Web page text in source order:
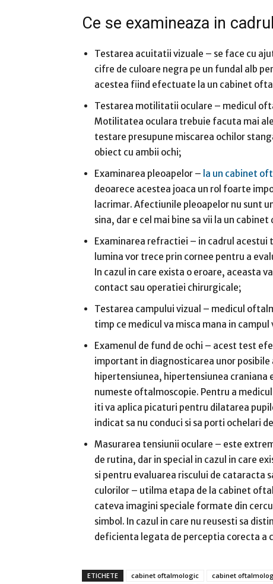
Ce se examineaza in
Testarea acuitatii vizuale – se face cu
cifre de culoare negra pe un fundal alb
acestea fiind efectuate la un cabinet
Testarea motilitatii oculare – medicul
Motilitatea oculara trebuie facuta mai
testare presupune miscarea ochilor
obiect cu ambii ochi;
Examinarea pleoapelor – la un cabinet
deoarece acestea joaca un rol foarte
lacrimar. Afectiunile pleoapelor nu sunt
sina, dar e cel mai bine sa vii la un
Examinarea refractiei – in cadrul
lumina vor trece prin cornee pentru a
In cazul in care exista o eroare, aceasta
contact sau operatiei chirurgicale;
Testarea campului vizual – medicul
timp ce medicul va misca mana in
Examenul de fund de ochi – acest test
important in diagnosticarea unor
hipertensiunea, hipertensiunea craniana
numeste oftalmoscopie. Pentru a
iti va aplica picaturi pentru dilatarea
indicat sa nu conduci si sa porti ochelari
Masurarea tensiunii oculare – este
de rutina, dar in special in cazul in care
si pentru evaluarea riscului de cataracta
culorilor – utilma etapa de la cabinet
cateva imagini speciale formate din
simbol. In cazul in care nu reusesti sa
deficienta legata de perceptia corecta a
ETICHETE cabinet oftalmologic cabinet